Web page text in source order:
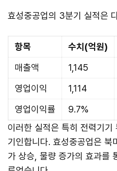
효성중공업의 3분기 실적은
항목 수치(억원)
매출액
1,145
영업이익
1,114
영업이익률
9.7%
이러한 실적은 특히 전력기기
기인합니다. 효성중공업은
가 상승, 물량 증가의 효과를